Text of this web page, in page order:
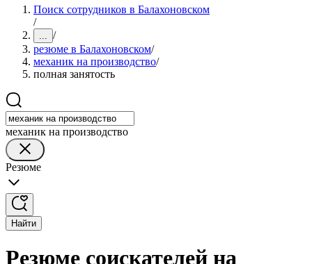
Поиск сотрудников в Балахоновском
/
... /
резюме в Балахоновском/
механик на производство/
полная занятость
механик на производство
Резюме
Найти
Резюме соискателей на